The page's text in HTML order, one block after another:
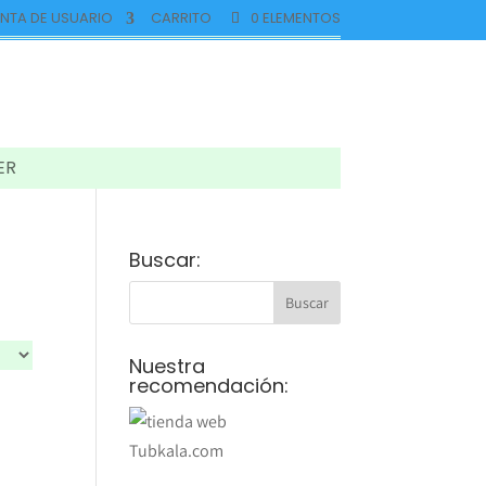
DE USUARIO CARRITO 0 ELEMENTOS
Buscar:
Nuestra
recomendación: